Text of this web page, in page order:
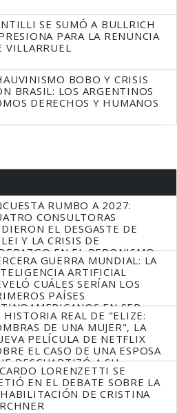
SE SUMÓ A BULLRICH
PARA LA RENUNCIA
VILLARRUEL
BOBO Y CRISIS
BRASIL: LOS ARGENTINOS
DERECHOS Y HUMANOS
RUMBO A 2027:
CONSULTORAS
EL DESGASTE DE
Y LA CRISIS DE
EN EL PERONISMO
GUERRA MUNDIAL: LA
ARTIFICIAL
CUÁLES SERÍAN LOS
PAÍSES
EN SER
HISTORIA REAL DE "ELIZE:
DE UNA MUJER", LA
PELÍCULA DE NETFLIX
EL CASO DE UNA ESPOSA
DESCUARTIZÓ A SU
LORENZETTI SE
EN EL DEBATE SOBRE LA
DE CRISTINA